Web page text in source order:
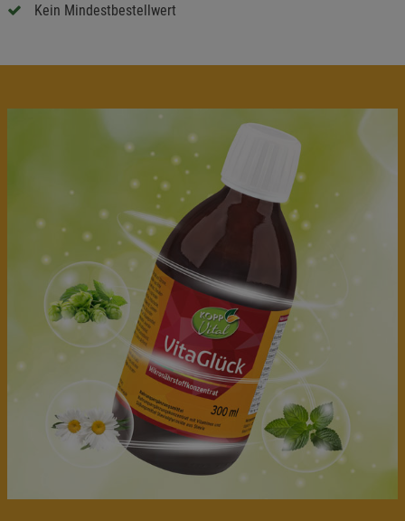
Kein Mindestbestellwert